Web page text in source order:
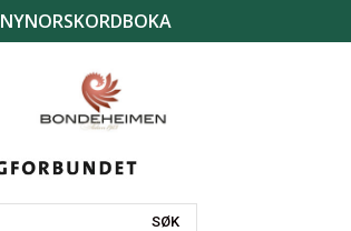
NYNORSKORDBOKA
SØK